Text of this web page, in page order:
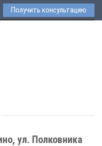
Получить консультацию
ул. Полковника